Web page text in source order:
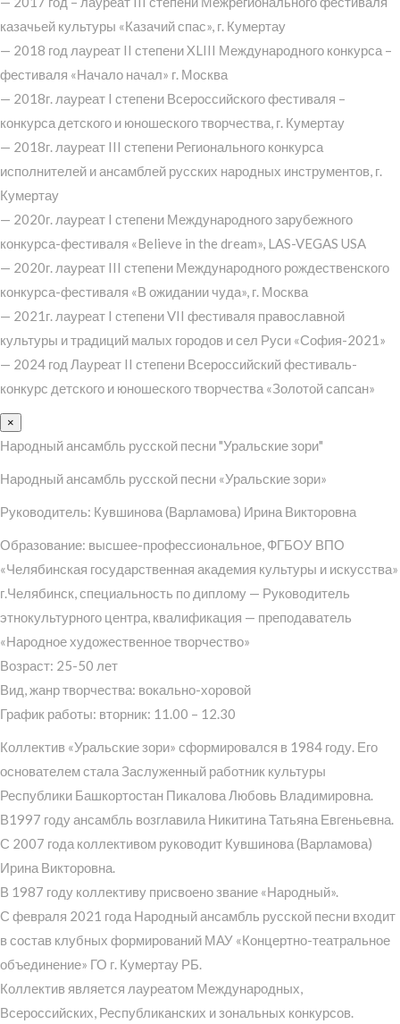
казачьей культуры «Казачий спас», г. Кумертау
— 2018 год лауреат II степени XLIII Международного конкурса –
фестиваля «Начало начал» г. Москва
— 2018г. лауреат I степени Всероссийского фестиваля –
конкурса детского и юношеского творчества, г. Кумертау
— 2018г. лауреат III степени Регионального конкурса
исполнителей и ансамблей русских народных инструментов, г.
Кумертау
— 2020г. лауреат I степени Международного зарубежного
конкурса-фестиваля «Believe in the dream», LAS-VEGAS USA
— 2020г. лауреат III степени Международного рождественского
конкурса-фестиваля «В ожидании чуда», г. Москва
— 2021г. лауреат I степени VII фестиваля православной
культуры и традиций малых городов и сел Руси «София-2021»
— 2024 год Лауреат II степени Всероссийский фестиваль-
конкурс детского и юношеского творчества «Золотой сапсан»
×
Народный ансамбль русской песни "Уральские зори"
Народный ансамбль русской песни «Уральские зори»
Руководитель: Кувшинова (Варламова) Ирина Викторовна
Образование: высшее-профессиональное, ФГБОУ ВПО
«Челябинская государственная академия культуры и искусства»
г.Челябинск, специальность по диплому — Руководитель
этнокультурного центра, квалификация — преподаватель
«Народное художественное творчество»
Возраст: 25-50 лет
Вид, жанр творчества: вокально-хоровой
График работы: вторник: 11.00 – 12.30
Коллектив «Уральские зори» сформировался в 1984 году. Его
основателем стала Заслуженный работник культуры
Республики Башкортостан Пикалова Любовь Владимировна.
В1997 году ансамбль возглавила Никитина Татьяна Евгеньевна.
С 2007 года коллективом руководит Кувшинова (Варламова)
Ирина Викторовна.
В 1987 году коллективу присвоено звание «Народный».
С февраля 2021 года Народный ансамбль русской песни входит
в состав клубных формирований МАУ «Концертно-театральное
объединение» ГО г. Кумертау РБ.
Коллектив является лауреатом Международных,
Всероссийских, Республиканских и зональных конкурсов.